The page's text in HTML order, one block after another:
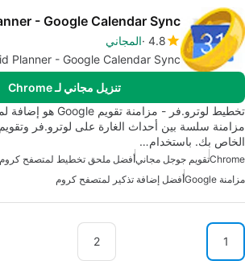
- Google Calendar Sync
4.8 المجاني
Planner - Google Calendar Sync
تنزيل مجاني لـ Chrome
الخاص بك. باستخدام…
Chromeتقويم جوجل مجانيأفضل ملحق تخطيط لمتصفح كروم
مزامنة Google
أفضل إضافة تذكير لمتصفح كروم
1
2